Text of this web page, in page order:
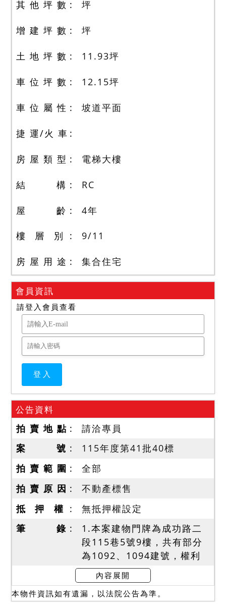
其 他 坪 數 坪
增 建 坪 數 坪
土 地 坪 數 11.93坪
車 位 坪 數 12.15坪
車 位 屬 性 坡道平面
捷 運/火 車
房 屋 類 型 電梯大樓
結 構 RC
屋 齡 4年
樓 層 別 9/11
房 屋 用 途 集合住宅
會員資訊
請登入會員查看
公告資料
拍 賣 地 點
請洽專員
案 號
115年度第41批40標
拍 賣 範 圍
全部
拍 賣 原 因
不動產標售
抵 押 權
無抵押權設定
筆 錄
1.本案建物門牌為成功路二
段115巷5號9樓，共有部分
為1092、1094建號，權利
範圍依序為4895/100000、
1921/100000(含停車位編
號地下一層57號)，依登記面
內容展開
本物件資訊如有遺漏，以法院公告為準。